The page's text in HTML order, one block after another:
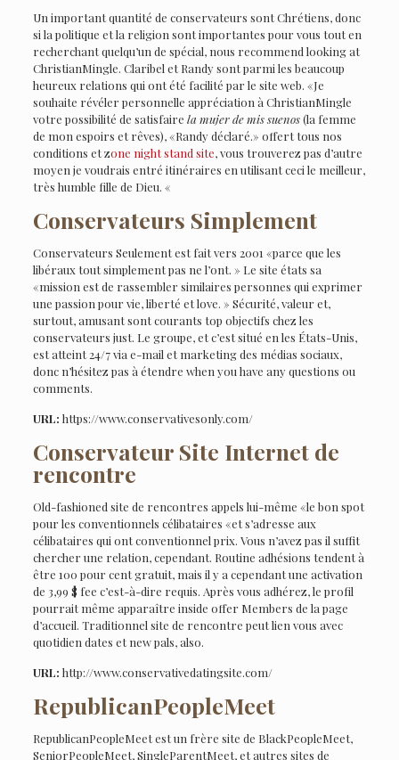
Un important quantité de conservateurs sont Chrétiens, donc
si la politique et la religion sont importantes pour vous tout en
recherchant quelqu’un de spécial, nous recommend looking at
ChristianMingle. Claribel et Randy sont parmi les beaucoup
heureux relations qui ont été facilité par le site web. «Je
souhaite révéler personnelle appréciation à ChristianMingle
votre possibilité de satisfaire la mujer de mis suenos(la femme
de mon espoirs et rêves), «Randy déclaré.» offert tous nos
conditions et zone night stand site, vous trouverez pas d’autre
moyen je voudrais entré itinéraires en utilisant ceci le meilleur,
très humble fille de Dieu. «
Conservateurs Simplement
Conservateurs Seulement est fait vers 2001 «parce que les
libéraux tout simplement pas ne l’ont. » Le site états sa
«mission est de rassembler similaires personnes qui exprimer
une passion pour vie, liberté et love. » Sécurité, valeur et,
surtout, amusant sont courants top objectifs chez les
conservateurs just. Le groupe, et c’est situé en les États-Unis,
est atteint 24/7 via e-mail et marketing des médias sociaux,
donc n’hésitez pas à étendre when you have any questions ou
comments.
URL: https://www.conservativesonly.com/
Conservateur Site Internet de
rencontre
Old-fashioned site de rencontres appels lui-même «le bon spot
pour les conventionnels célibataires «et s’adresse aux
célibataires qui ont conventionnel prix. Vous n’avez pas il suffit
chercher une relation, cependant. Routine adhésions tendent à
être 100 pour cent gratuit, mais il y a cependant une activation
de 3,99 $ fee c’est-à-dire requis. Après vous adhérez, le profil
pourrait même apparaître inside offer Members de la page
d’accueil. Traditionnel site de rencontre peut lien vous avec
quotidien dates et new pals, also.
URL: http://www.conservativedatingsite.com/
RepublicanPeopleMeet
RepublicanPeopleMeet est un frère site de BlackPeopleMeet,
SeniorPeopleMeet, SingleParentMeet, et autres sites de